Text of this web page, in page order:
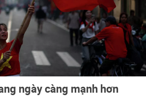
ngày càng mạnh hơn